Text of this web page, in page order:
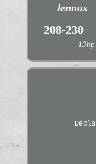
lennox
208-230
13hp